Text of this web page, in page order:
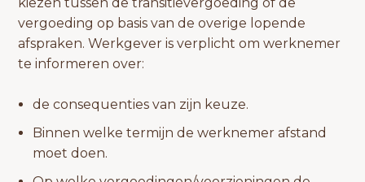
vergoeding op basis van de overige lopende
afspraken. Werkgever is verplicht om werknemer
te informeren over:
de consequenties van zijn keuze.
Binnen welke termijn de werknemer afstand
moet doen.